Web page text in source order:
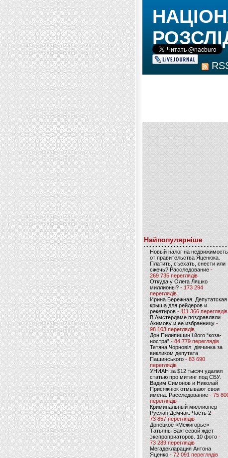
Найпопулярніше
Новый налог на недвижимость
от правительства Яценюка.
Платить, съехать, снести или
сжечь? Расследование-
269 735 переглядів
Откуда у Олега Ляшко
миллионы? - 173 294
переглядів
Ирина Бережная. Депутатская
крыша для рейдеров и
рекетиров - 111 366 переглядів
В Амстердаме поздравляли
Акимову и ее избранницу -
98 103 переглядів
Дон Пилипишин і його “коза-
ностра” - 84 779 переглядів
Тетяна Чорновіл: дівчинка за
викликом депутата
Пашинського- 83 690
переглядів
УНИАН за $12 тысяч удалил
статью про митинг под СБУ.
Вадим Симонов и Николай
Присяжнюк отмывают свои
имена. Расследование - 75
переглядів
Криминальный миллионер
Руслан Демчак. Часть 2-
73 857 переглядів
Донецкое «Межигорье»
Татьяны Бахтеевой ждет
экспроприаторов. 10 фото -
73 289 переглядів
Мегадекларация Антона
Яценко - 72 091 переглядів